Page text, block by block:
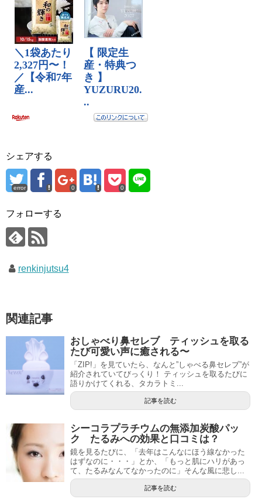
シェアする
error 0 0
フォローする
renkinjutsu4
関連記事
おしゃべり鼻セレブ ティッシュを取る
たび可愛い声に癒される〜
「ZIP!」を見ていたら、なんと”しゃべる鼻セレブ”が
紹介されていてびっくり！ ティッシュを取るたびに
語りかけてくれる、タカラトミ...
記事を読む
シーコラプラチウムの無添加炭酸パッ
ク たるみへの効果と口コミは？
鏡を見るたびに、「去年はこんなにほう線なかった
はずなのに・・・」とか、「もっと肌にハリがあっ
て、たるみなんてなかったのに」そんな風に悲し...
記事を読む